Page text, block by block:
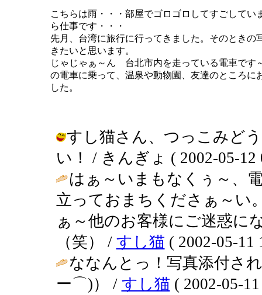
こちらは雨・・・部屋でゴロゴロしてすごしてい
ら仕事です・・・
先月、台湾に旅行に行ってきました。そのときの
きたいと思います。
じゃじゃぁ～ん 台北市内を走っている電車です
の電車に乗って、温泉や動物園、友達のところに
した。
すし猫さん、つっこみど
い！ / きんぎょ ( 2002-05-12
はぁ～いまもなくぅ～、
立っておまちくださぁ～い
ぁ～他のお客様にご迷惑に
（笑） / すし猫 ( 2002-05-11
ななんとっ！写真添付さ
ー⌒)） / すし猫 ( 2002-05-